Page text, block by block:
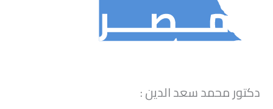
دكتور محمد سعد الدين :